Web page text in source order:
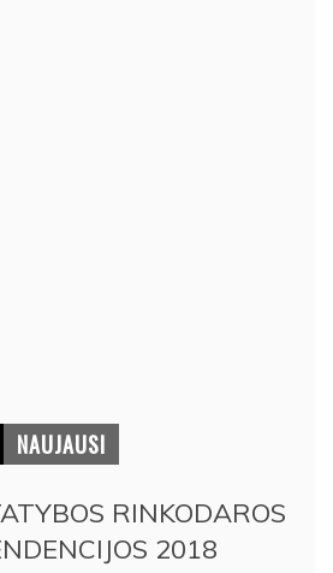
NAUJAUSI
RINKODAROS
2018